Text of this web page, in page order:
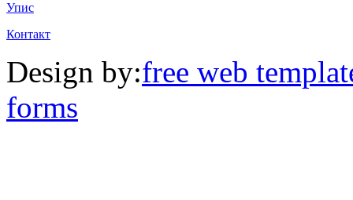
Упис
Контакт
Design by:free web
forms